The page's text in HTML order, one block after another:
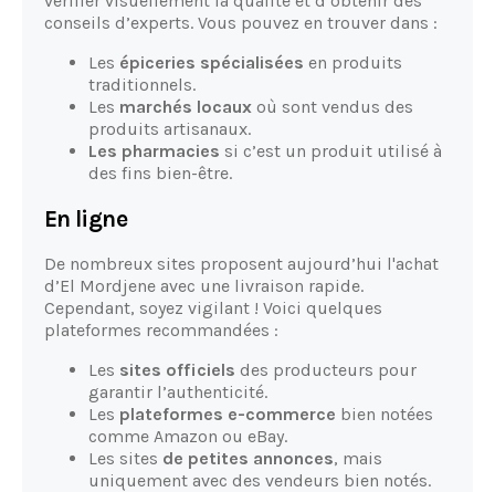
conseils d’experts. Vous pouvez en trouver dans :
Les épiceries spécialisées en produits
traditionnels.
Les marchés locaux où sont vendus des
produits artisanaux.
Les pharmacies si c’est un produit utilisé à
des fins bien-être.
En ligne
De nombreux sites proposent aujourd’hui l'achat
d’El Mordjene avec une livraison rapide.
Cependant, soyez vigilant ! Voici quelques
plateformes recommandées :
Les sites officiels des producteurs pour
garantir l’authenticité.
Les plateformes e-commerce bien notées
comme Amazon ou eBay.
Les sites de petites annonces, mais
uniquement avec des vendeurs bien notés.